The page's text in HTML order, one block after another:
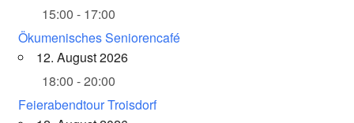
15:00 - 17:00
Ökumenisches Seniorencafé
12. August 2026
18:00 - 20:00
Feierabendtour Troisdorf